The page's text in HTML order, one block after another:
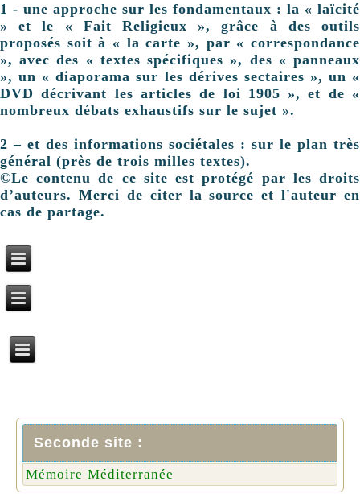
1 - une approche sur les fondamentaux : la « laïcité
» et le « Fait Religieux », grâce à des outils
proposés soit à « la carte », par « correspondance
», avec des « textes spécifiques », des « panneaux
», un « diaporama sur les dérives sectaires », un «
DVD décrivant les articles de loi 1905 », et de «
nombreux débats exhaustifs sur le sujet ».
2 – et des informations sociétales : sur le plan très
général (près de trois milles textes).
©Le contenu de ce site est protégé par les droits
d’auteurs. Merci de citer la source et l'auteur en
cas de partage.
Seconde site :
Mémoire Méditerranée